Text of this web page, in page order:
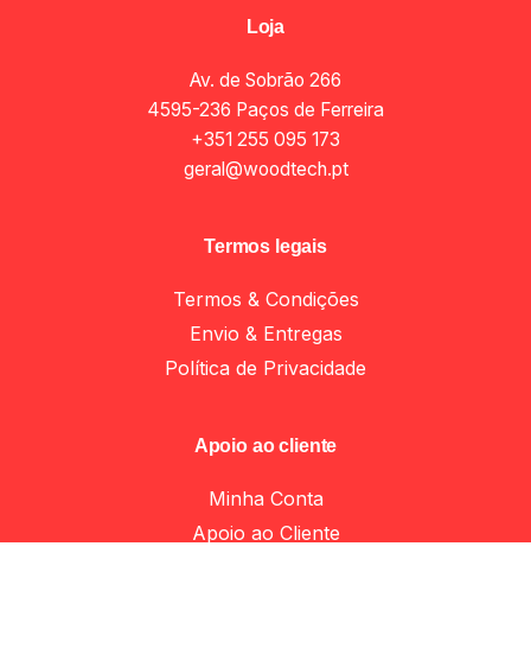
Asas e puxadores
Loja
Av. de Sobrão 266
4595-236 Paços de Ferreira
+351 255 095 173
geral@woodtech.pt
Termos legais
Termos & Condições
Envio & Entregas
Política de Privacidade
Apoio ao cliente
Minha Conta
Apoio ao Cliente